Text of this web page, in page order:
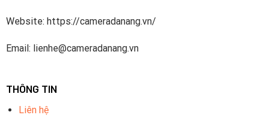
Website: https://cameradanang.vn/
Email: lienhe@cameradanang.vn
THÔNG TIN
Liên hệ